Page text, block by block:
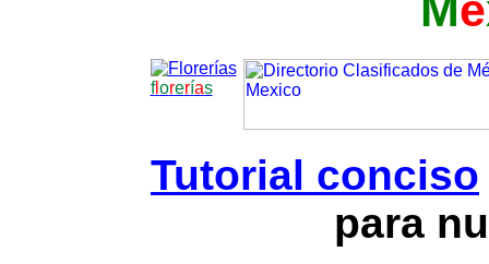
florerías
Tutorial conciso
para